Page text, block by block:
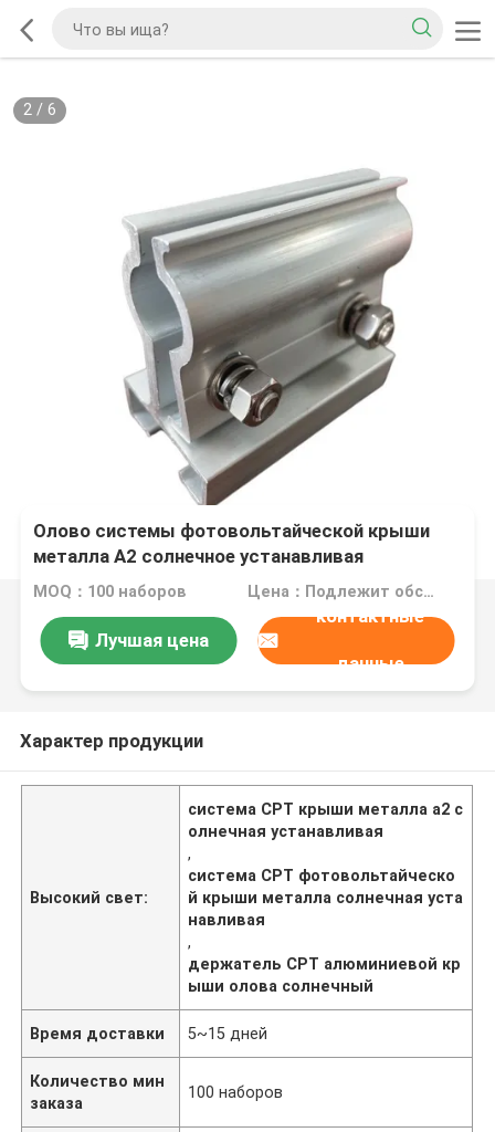
2/ 6
Олово системы фотовольтайческой крыши
металла A2 солнечное устанавливая
алюминиевое
MOQ：100 наборов Цена：Подлежит обсуждению
Лучшая цена
контактные
данные
Характер продукции
Высокий свет:
система CPT крыши металла a2 с
олнечная устанавливая
,
система CPT фотовольтайческо
й крыши металла солнечная уста
навливая
,
держатель CPT алюминиевой кр
ыши олова солнечный
Время доставки 5~15 дней
Количество мин
заказа
100 наборов